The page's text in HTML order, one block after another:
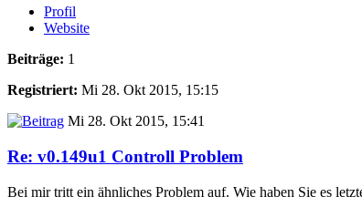
Profil
Website
Beiträge: 1
Registriert: Mi 28. Okt 2015, 15:15
Mi 28. Okt 2015, 15:41
Re: v0.149u1 Controll Problem
Bei mir tritt ein ähnliches Problem auf. Wie haben Sie es